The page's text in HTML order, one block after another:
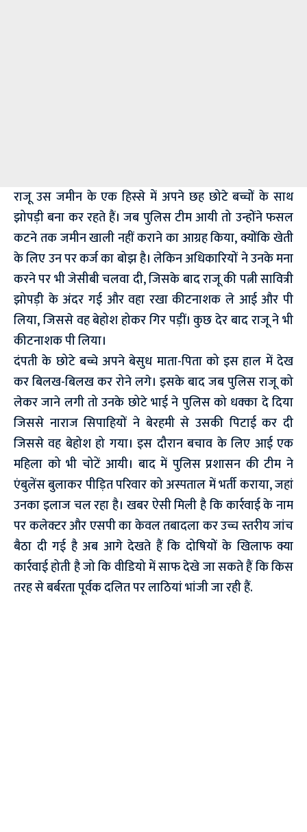
राजू उस जमीन के एक हिस्से में अपने छह छोटे बच्चों के साथ
झोपड़ी बना कर रहते हैं। जब पुलिस टीम आयी तो उन्होंने फसल
कटने तक जमीन खाली नहीं कराने का आग्रह किया, क्योंकि खेती
के लिए उन पर कर्ज का बोझ है। लेकिन अधिकारियों ने उनके मना
करने पर भी जेसीबी चलवा दी, जिसके बाद राजू की पत्नी सावित्री
झोपड़ी के अंदर गई और वहा रखा कीटनाशक ले आई और पी
लिया, जिससे वह बेहोश होकर गिर पड़ीं। कुछ देर बाद राजू ने भी
कीटनाशक पी लिया।
दंपती के छोटे बच्चे अपने बेसुध माता-पिता को इस हाल में देख
कर बिलख-बिलख कर रोने लगे। इसके बाद जब पुलिस राजू को
लेकर जाने लगी तो उनके छोटे भाई ने पुलिस को धक्का दे दिया
जिससे नाराज सिपाहियों ने बेरहमी से उसकी पिटाई कर दी
जिससे वह बेहोश हो गया। इस दौरान बचाव के लिए आई एक
महिला को भी चोटें आयी। बाद में पुलिस प्रशासन की टीम ने
एंबुलेंस बुलाकर पीड़ित परिवार को अस्पताल में भर्ती कराया, जहां
उनका इलाज चल रहा है। खबर ऐसी मिली है कि कार्रवाई के नाम
पर कलेक्टर और एसपी का केवल तबादला कर उच्च स्तरीय जांच
बैठा दी गई है अब आगे देखते हैं कि दोषियों के खिलाफ क्या
कार्रवाई होती है जो कि वीडियो में साफ देखे जा सकते हैं कि किस
तरह से बर्बरता पूर्वक दलित पर लाठियां भांजी जा रही हैं.